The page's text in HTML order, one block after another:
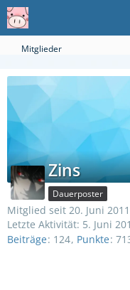
Mitglieder
Zins
Dauerposter
Mitglied seit 20. Juni 2011
Letzte Aktivität: 5. Juni
Beiträge 124 Punkte